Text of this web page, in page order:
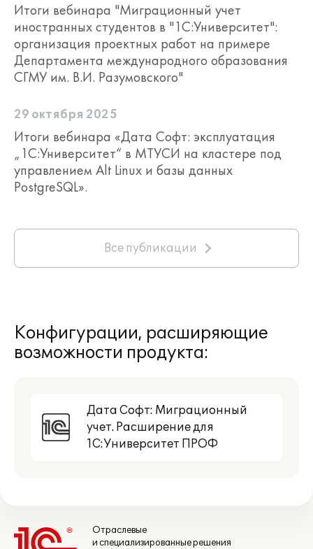
Итоги вебинара "Миграционный учет
иностранных студентов в "1С:Университет":
организация проектных работ на примере
Департамента международного образования
СГМУ им. В.И. Разумовского"
29 октября 2025
Итоги вебинара «Дата Софт: эксплуатация
„1С:Университет“ в МТУСИ на кластере под
управлением Alt Linux и базы данных
PostgreSQL».
Все публикации
Конфигурации, расширяющие
возможности продукта:
Дата Софт: Миграционный
учет. Расширение для
1С:Университет ПРОФ
Отраслевые
и специализированные решения